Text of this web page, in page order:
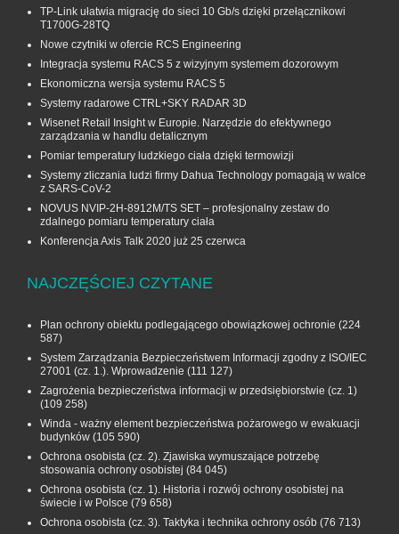
TP-Link ułatwia migrację do sieci 10 Gb/s dzięki przełącznikowi
T1700G‑28TQ
Nowe czytniki w ofercie RCS Engineering
Integracja systemu RACS 5 z wizyjnym systemem dozorowym
Ekonomiczna wersja systemu RACS 5
Systemy radarowe CTRL+SKY RADAR 3D
Wisenet Retail Insight w Europie. Narzędzie do efektywnego
zarządzania w handlu detalicznym
Pomiar temperatury ludzkiego ciała dzięki termowizji
Systemy zliczania ludzi firmy Dahua Technology pomagają w walce
z SARS-CoV-2
NOVUS NVIP-2H-8912M/TS SET – profesjonalny zestaw do
zdalnego pomiaru temperatury ciała
Konferencja Axis Talk 2020 już 25 czerwca
NAJCZĘŚCIEJ CZYTANE
Plan ochrony obiektu podlegającego obowiązkowej ochronie (224
587)
System Zarządzania Bezpieczeństwem Informacji zgodny z ISO/IEC
27001 (cz. 1.). Wprowadzenie (111 127)
Zagrożenia bezpieczeństwa informacji w przedsiębiorstwie (cz. 1)
(109 258)
Winda - ważny element bezpieczeństwa pożarowego w ewakuacji
budynków (105 590)
Ochrona osobista (cz. 2). Zjawiska wymuszające potrzebę
stosowania ochrony osobistej (84 045)
Ochrona osobista (cz. 1). Historia i rozwój ochrony osobistej na
świecie i w Polsce (79 658)
Ochrona osobista (cz. 3). Taktyka i technika ochrony osób (76 713)